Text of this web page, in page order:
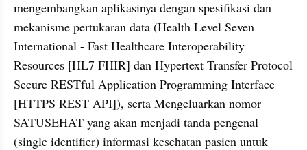
mengembangkan aplikasinya dengan spesifikasi dan
mekanisme pertukaran data (Health Level Seven
International - Fast Healthcare Interoperability
Resources [HL7 FHIR] dan Hypertext Transfer Protocol
Secure RESTful Application Programming Interface
[HTTPS REST API]), serta Mengeluarkan nomor
SATUSEHAT yang akan menjadi tanda pengenal
(single identifier) informasi kesehatan pasien untuk